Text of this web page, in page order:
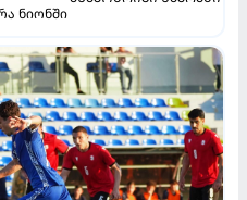
ნიონში